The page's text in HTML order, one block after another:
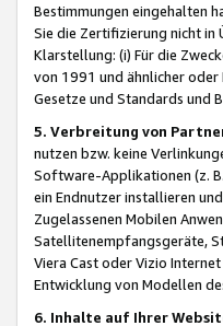
Bestimmungen eingehalten
Sie die Zertifizierung nicht in
Klarstellung: (i) Für die
von 1991 und ähnlicher oder
Gesetze und Standards und
5. Verbreitung von
nutzen bzw. keine
Software-Applikationen (z.
ein Endnutzer installieren
Zugelassenen Mobilen
Satellitenempfangsgeräte,
Viera Cast oder Vizio
Entwicklung von Modellen
6. Inhalte auf Ihrer